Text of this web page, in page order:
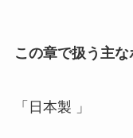
この章で扱う主な
「日本製 」